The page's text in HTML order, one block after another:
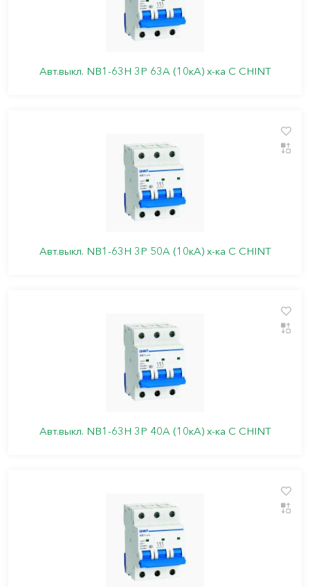
Авт.выкл. NB1-63H 3P 63A (10кА) х-ка C CHINT
Авт.выкл. NB1-63H 3P 50A (10кА) х-ка C CHINT
Авт.выкл. NB1-63H 3P 40A (10кА) х-ка C CHINT